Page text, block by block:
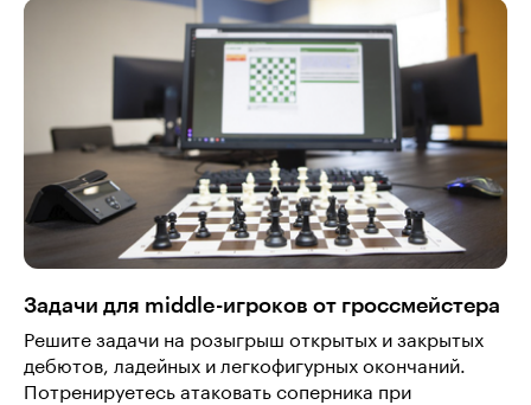
Задачи для middle-игроков от гроссмейстера
Решите задачи на розыгрыш открытых и закрытых
дебютов, ладейных и легкофигурных окончаний.
Потренируетесь атаковать соперника при